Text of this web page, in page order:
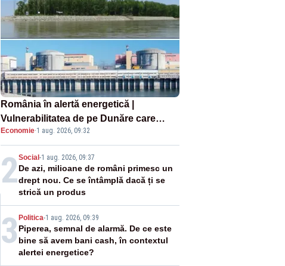
România în alertă energetică |
Vulnerabilitatea de pe Dunăre care
pune în pericol Centrala Cernavodă era
cunoscută de pe vremea lui Ceaușescu
Economie·1 aug. 2026, 09:32
2Social -1 aug. 2026, 09:37
De azi, milioane de români primesc un
drept nou. Ce se întâmplă dacă ți se
strică un produs
3 Politica-1 aug. 2026, 09:39
Piperea, semnal de alarmă. De ce este
bine să avem bani cash, în contextul
alertei energetice?